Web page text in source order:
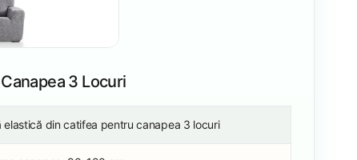
3 Locuri
elastică din catifea pentru canapea 3 locuri